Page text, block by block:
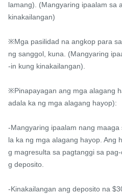
lamang). (Mangyaring ipaalam sa
kinakailangan)
※Mga pasilidad na angkop para
ng sanggol, kuna. (Mangyaring
-in kung kinakailangan).
※Pinapayagan ang mga alagang
adala ka ng mga alagang hayop):
-Mangyaring ipaalam nang
la ka ng mga alagang hayop. Ang
g magresulta sa pagtanggi sa
g deposito.
-Kinakailangan ang deposito na